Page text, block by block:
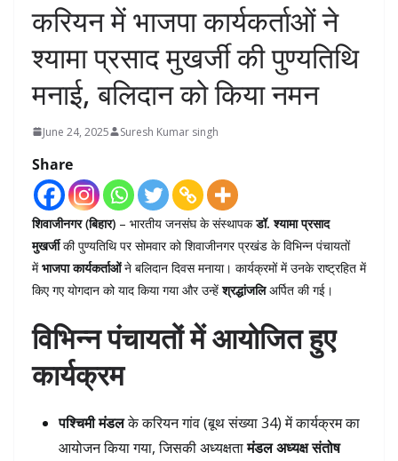
करियन में भाजपा कार्यकर्ताओं ने
श्यामा प्रसाद मुखर्जी की पुण्यतिथि
मनाई, बलिदान को किया नमन
June 24, 2025 Suresh Kumar singh
Share
शिवाजीनगर (बिहार) – भारतीय जनसंघ के संस्थापकडॉ. श्यामा प्रसाद
मुखर्जीकी पुण्यतिथि पर सोमवार को शिवाजीनगर प्रखंड के विभिन्न पंचायतों
मेंभाजपा कार्यकर्ताओंने बलिदान दिवस मनाया। कार्यक्रमों में उनके राष्ट्रहित में
किए गए योगदान को याद किया गया और उन्हेंश्रद्धांजलिअर्पित की गई।
विभिन्न पंचायतों में आयोजित हुए
कार्यक्रम
पश्चिमी मंडलके करियन गांव (बूथ संख्या 34) में कार्यक्रम का
आयोजन किया गया, जिसकी अध्यक्षतामंडल अध्यक्ष संतोष